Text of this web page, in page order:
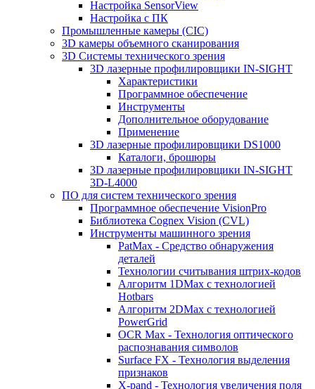
Настройка SensorView
Настройка с ПК
Промышленные камеры (CIC)
3D камеры объемного сканирования
3D Системы технического зрения
3D лазерные профилировщики IN-SIGHT
Характеристики
Программное обеспечение
Инструменты
Дополнительное оборудование
Применение
3D лазерные профилировщики DS1000
Каталоги, брошюры
3D лазерные профилировщики IN-SIGHT
3D-L4000
ПО для систем технического зрения
Программное обеспечение VisionPro
Библиотека Cognex Vision (CVL)
Инструменты машинного зрения
PatMax - Средство обнаружения
деталей
Технологии считывания штрих-кодов
Алгоритм 1DMax с технологией
Hotbars
Алгоритм 2DMax с технологией
PowerGrid
OCR Max - Технология оптического
распознавания символов
Surface FX - Технология выделения
признаков
X-pand - Технология увеличения поля